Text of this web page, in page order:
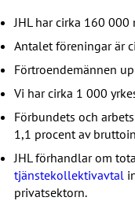
JHL har cirka 160 000
Antalet föreningar är
Förtroendemännen
Vi har cirka 1 000
Förbundets och
1,1 procent av
JHL förhandlar om
tjänstekollektivavtal
privatsektorn.